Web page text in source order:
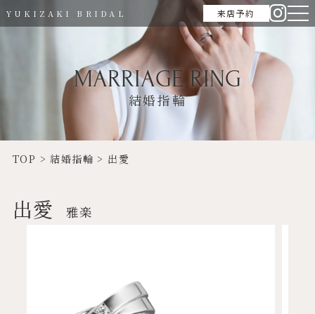
YUKIZAKI BRIDAL 来店予約
MARRIAGE RING
結婚指輪
TOP >結婚指輪 > 出愛
出愛 雅楽